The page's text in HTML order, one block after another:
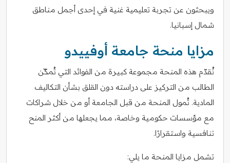
ويبحثون عن تجربة تعليمية غنية في إحدى أجمل مناطق
شمال إسبانيا.
مزايا منحة جامعة أوفييدو
تُقدّم هذه المنحة مجموعة كبيرة من الفوائد التي تُمكّن
الطالب من التركيز على دراسته دون القلق بشأن التكاليف
المادية. تُمول المنحة من قبل الجامعة أو من خلال شراكات
مع مؤسسات حكومية وخاصة، مما يجعلها من أكثر المنح
تنافسية واستقرارًا.
تشمل مزايا المنحة ما يلي: